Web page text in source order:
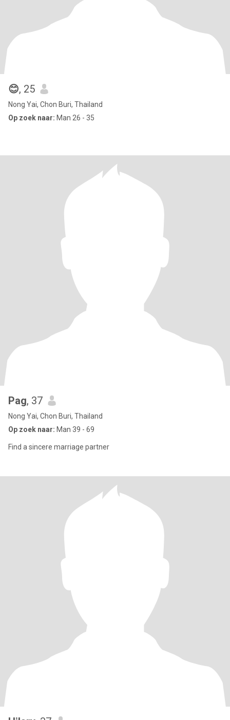
😊, 25
Nong Yai, Chon Buri, Thailand
Op zoek naar: Man 26 - 35
Pag, 37
Nong Yai, Chon Buri, Thailand
Op zoek naar: Man 39 - 69
Find a sincere marriage partner